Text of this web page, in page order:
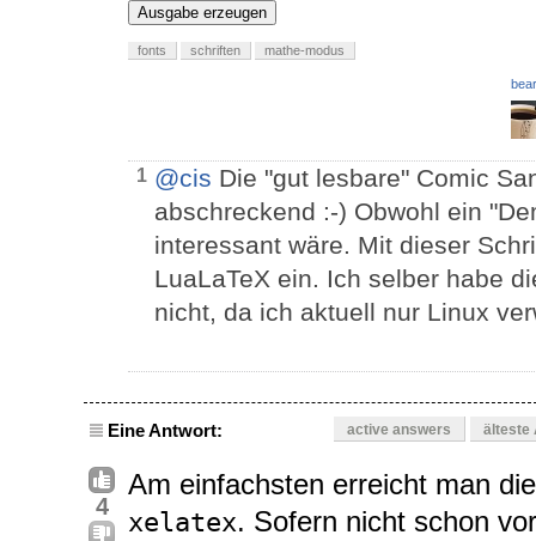
Ausgabe erzeugen
fonts schriften mathe-modus
1 @cis Die "gut lesbare" Comic
abschreckend :-) Obwohl ein
interessant wäre. Mit dieser
LuaLaTeX ein. Ich selber habe
nicht, da ich aktuell nur Linux
Eine Antwort: active answers älteste
4
Am einfachsten erreicht man
xelatex. Sofern nicht schon